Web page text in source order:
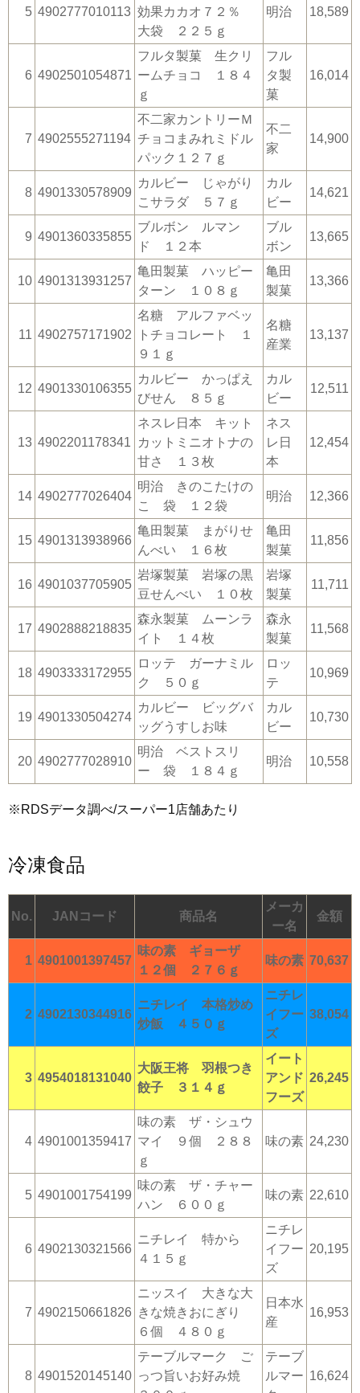
5 4902777010113 効果カカオ７２％
大袋 ２２５ｇ
明治 18,589
6 4902501054871
フルタ製菓 生クリ
ームチョコ １８４
ｇ
フル
タ製
菓
16,014
7 4902555271194
不二家カントリーＭ
チョコまみれミドル
パック１２７ｇ
不二
家
14,900
8 4901330578909
カルビー じゃがり
こサラダ ５７ｇ
カル
ビー
14,621
9 4901360335855
ブルボン ルマン
ド １２本
ブル
ボン
13,665
10 4901313931257
亀田製菓 ハッピー
ターン １０８ｇ
亀田
製菓
13,366
11 4902757171902
名糖 アルファベッ
トチョコレート １
９１ｇ
名糖
産業
13,137
12 4901330106355
カルビー かっぱえ
びせん ８５ｇ
カル
ビー
12,511
13 4902201178341
ネスレ日本 キット
カットミニオトナの
甘さ １３枚
ネス
レ日
本
12,454
14 4902777026404
明治 きのこたけの
こ 袋 １２袋
明治 12,366
15 4901313938966
亀田製菓 まがりせ
んべい １６枚
亀田
製菓
11,856
16 4901037705905
岩塚製菓 岩塚の黒
豆せんべい １０枚
岩塚
製菓
11,711
17 4902888218835
森永製菓 ムーンラ
イト １４枚
森永
製菓
11,568
18 4903333172955
ロッテ ガーナミル
ク ５０ｇ
ロッ
テ
10,969
19 4901330504274
カルビー ビッグバ
ッグうすしお味
カル
ビー
10,730
20 4902777028910
明治 ベストスリ
ー 袋 １８４ｇ
明治 10,558
※RDSデータ調べ/スーパー1店舗あたり
冷凍食品
No. JANコード 商品名
メーカ
ー名
金額
1 4901001397457
味の素 ギョーザ
１２個 ２７６ｇ
味の素 70,637
2 4902130344916
ニチレイ 本格炒め
炒飯 ４５０ｇ
ニチレ
イフー
ズ
38,054
3 4954018131040
大阪王将 羽根つき
餃子 ３１４ｇ
イート
アンド
フーズ
26,245
4 4901001359417
味の素 ザ・シュウ
マイ ９個 ２８８
ｇ
味の素 24,230
5 4901001754199
味の素 ザ・チャー
ハン ６００ｇ
味の素 22,610
6 4902130321566
ニチレイ 特から
４１５ｇ
ニチレ
イフー
ズ
20,195
7 4902150661826
ニッスイ 大きな大
きな焼きおにぎり
６個 ４８０ｇ
日本水
産
16,953
8 4901520145140
テーブルマーク ご
っつ旨いお好み焼
テーブ
ルマー 16,624